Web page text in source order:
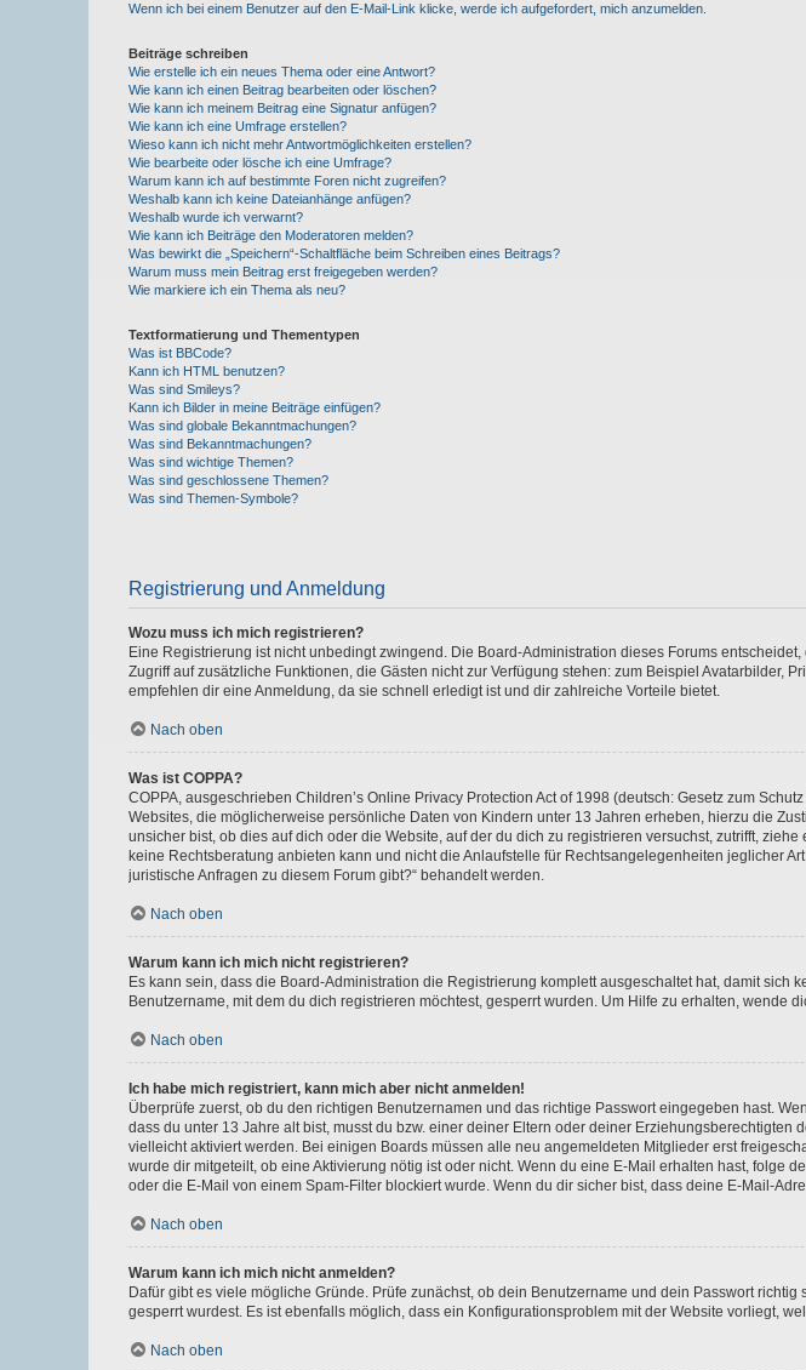
Wenn ich bei einem Benutzer auf den E-Mail-Link klicke, werde ich aufgefordert, mich anzumelden.
Beiträge schreiben
Wie erstelle ich ein neues Thema oder eine Antwort?
Wie kann ich einen Beitrag bearbeiten oder löschen?
Wie kann ich meinem Beitrag eine Signatur anfügen?
Wie kann ich eine Umfrage erstellen?
Wieso kann ich nicht mehr Antwortmöglichkeiten erstellen?
Wie bearbeite oder lösche ich eine Umfrage?
Warum kann ich auf bestimmte Foren nicht zugreifen?
Weshalb kann ich keine Dateianhänge anfügen?
Weshalb wurde ich verwarnt?
Wie kann ich Beiträge den Moderatoren melden?
Was bewirkt die „Speichern“-Schaltfläche beim Schreiben eines Beitrags?
Warum muss mein Beitrag erst freigegeben werden?
Wie markiere ich ein Thema als neu?
Textformatierung und Thementypen
Was ist BBCode?
Kann ich HTML benutzen?
Was sind Smileys?
Kann ich Bilder in meine Beiträge einfügen?
Was sind globale Bekanntmachungen?
Was sind Bekanntmachungen?
Was sind wichtige Themen?
Was sind geschlossene Themen?
Was sind Themen-Symbole?
Registrierung und Anmeldung
Wozu muss ich mich registrieren?
Eine Registrierung ist nicht unbedingt zwingend. Die Board-Administration dieses Forums
Zugriff auf zusätzliche Funktionen, die Gästen nicht zur Verfügung stehen: zum Beispiel Avatarbilder,
empfehlen dir eine Anmeldung, da sie schnell erledigt ist und dir zahlreiche Vorteile bietet.
Nach oben
Was ist COPPA?
COPPA, ausgeschrieben Children’s Online Privacy Protection Act of 1998 (deutsch: Gesetz zum
Websites, die möglicherweise persönliche Daten von Kindern unter 13 Jahren erheben, hierzu die
unsicher bist, ob dies auf dich oder die Website, auf der du dich zu registrieren versuchst, zutrifft,
keine Rechtsberatung anbieten kann und nicht die Anlaufstelle für Rechtsangelegenheiten jeglicher
juristische Anfragen zu diesem Forum gibt?“ behandelt werden.
Nach oben
Warum kann ich mich nicht registrieren?
Es kann sein, dass die Board-Administration die Registrierung komplett ausgeschaltet hat, damit
Benutzername, mit dem du dich registrieren möchtest, gesperrt wurden. Um Hilfe zu erhalten, wende
Nach oben
Ich habe mich registriert, kann mich aber nicht anmelden!
Überprüfe zuerst, ob du den richtigen Benutzernamen und das richtige Passwort eingegeben hast.
dass du unter 13 Jahre alt bist, musst du bzw. einer deiner Eltern oder deiner
vielleicht aktiviert werden. Bei einigen Boards müssen alle neu angemeldeten Mitglieder erst
wurde dir mitgeteilt, ob eine Aktivierung nötig ist oder nicht. Wenn du eine E-Mail erhalten hast, folge
oder die E-Mail von einem Spam-Filter blockiert wurde. Wenn du dir sicher bist, dass deine E-Mail-
Nach oben
Warum kann ich mich nicht anmelden?
Dafür gibt es viele mögliche Gründe. Prüfe zunächst, ob dein Benutzername und dein Passwort
gesperrt wurdest. Es ist ebenfalls möglich, dass ein Konfigurationsproblem mit der Website vorliegt,
Nach oben